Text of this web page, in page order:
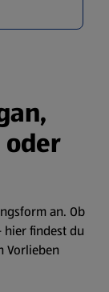
an. Ob
hier findest du
Vorlieben